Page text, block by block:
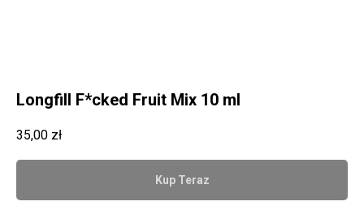
Longfill F*cked Fruit Mix 10 ml
35,00 zł
Kup Teraz